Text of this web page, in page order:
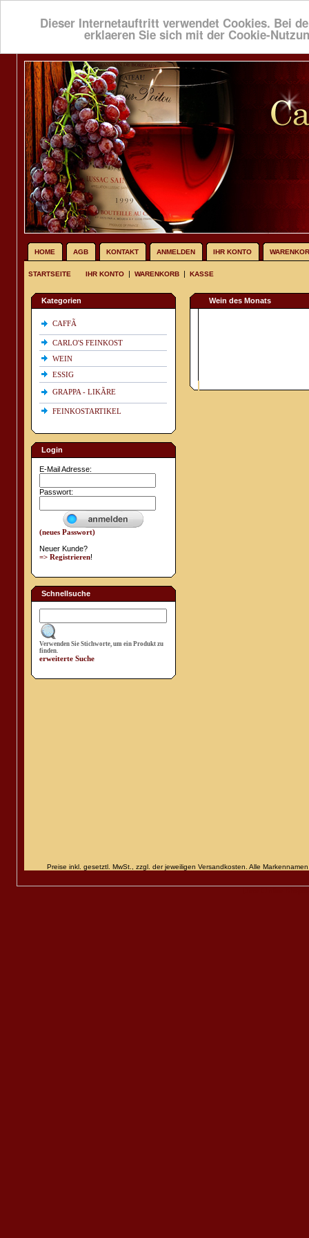
Dieser Internetauftritt verwendet Cookies. Bei
erklaeren Sie sich mit der Cookie-
HOME AGB KONTAKT ANMELDEN IHR KONTO
STARTSEITE IHR KONTO | WARENKORB | KASSE
Kategorien
CAFFÃ
CARLO'S FEINKOST
WEIN
ESSIG
GRAPPA - LIKÃRE
FEINKOSTARTIKEL
Login
E-Mail Adresse:
Passwort:
(neues Passwort)
Neuer Kunde?
=> Registrieren!
Schnellsuche
Verwenden Sie Stichworte, um ein Produkt zu
finden.
erweiterte Suche
Wein des Monats
Preise inkl. gesetztl. MwSt., zzgl. der jeweiligen Versandkosten. Alle